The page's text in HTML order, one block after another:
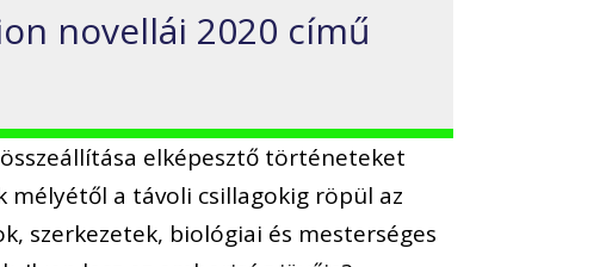
novellái 2020 című
elképesztő történeteket
a távoli csillagokig röpül az
szerkezetek, biológiai és mesterséges